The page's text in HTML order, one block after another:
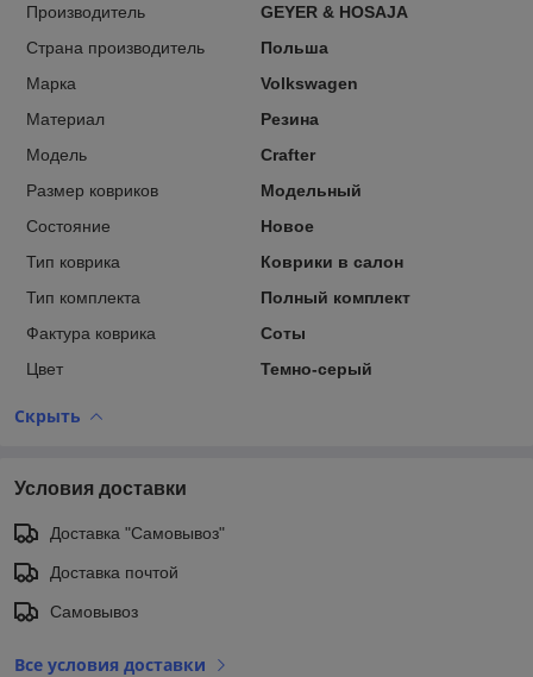
Производитель
GEYER & HOSAJA
Страна производитель
Польша
Марка
Volkswagen
Материал
Резина
Модель
Crafter
Размер ковриков
Модельный
Состояние
Новое
Тип коврика
Коврики в салон
Тип комплекта
Полный комплект
Фактура коврика
Соты
Цвет
Темно-серый
Скрыть
Условия доставки
Доставка "Самовывоз"
Доставка почтой
Самовывоз
Все условия доставки